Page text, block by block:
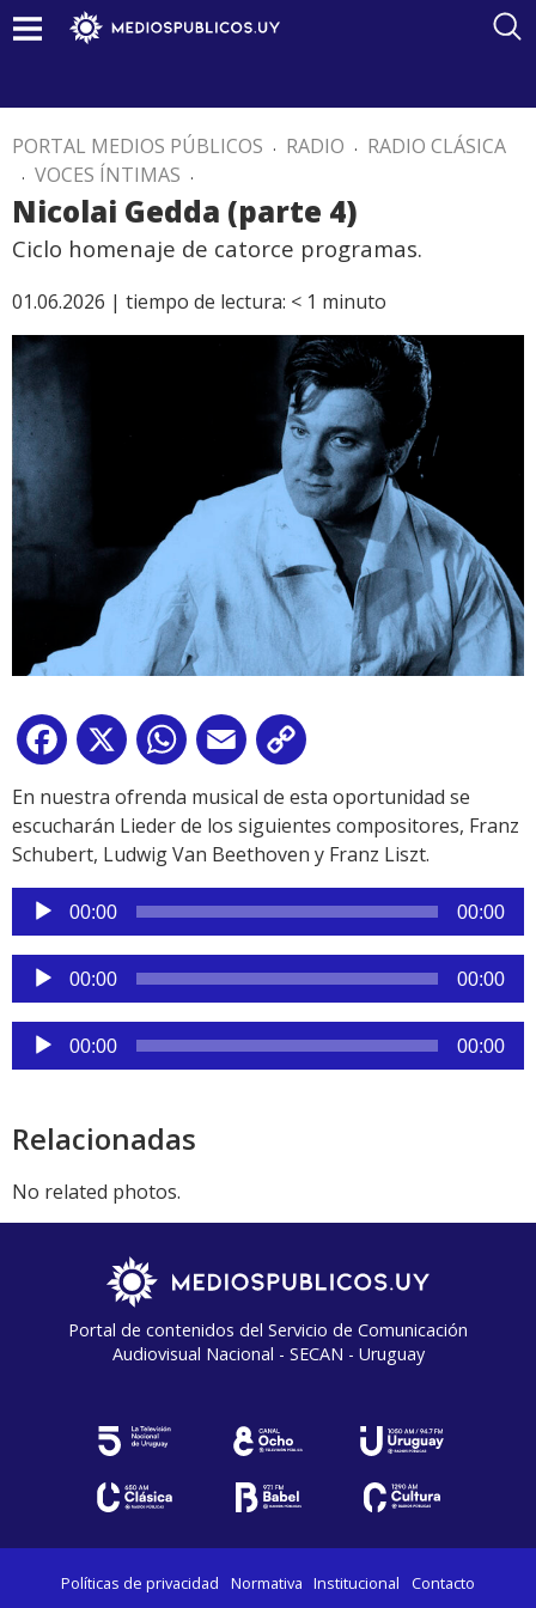
PORTAL MEDIOS PÚBLICOS . RADIO . RADIO CLÁSICA
. VOCES ÍNTIMAS .
Nicolai Gedda (parte 4)
Ciclo homenaje de catorce programas.
01.06.2026 | tiempo de lectura: < 1 minuto
Facebook
X WhatsApp
Email
Link
En nuestra ofrenda musical de esta oportunidad se
escucharán Lieder de los siguientes compositores, Franz
Schubert, Ludwig Van Beethoven y Franz Liszt.
Reproductor
de
audio
00:00 00:00
Reproductor
de
audio
00:00 00:00
Reproductor
de
00:00 00:00
Relacionadas
No related photos.
Portal de contenidos del Servicio de Comunicación
Audiovisual Nacional - SECAN - Uruguay
Políticas de privacidad Normativa Institucional Contacto